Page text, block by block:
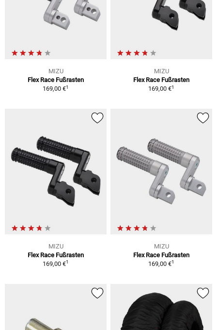
MIZU
Flex Race Fußrasten
169,00 €1
MIZU
Flex Race Fußrasten
169,00 €1
MIZU
Flex Race Fußrasten
169,00 €1
MIZU
Flex Race Fußrasten
169,00 €1